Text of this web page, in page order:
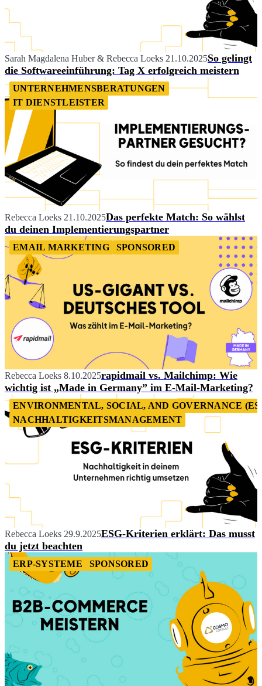
Sarah Magdalena Huber& Rebecca Loeks 21.10.2025So gelingt
die Softwareeinführung: Tag X erfolgreich meistern
UNTERNEHMENSBERATUNGEN
IT DIENSTLEISTER
Rebecca Loeks 21.10.2025Das perfekte Match: So wählst
du deinen Implementierungspartner
EMAIL MARKETING SPONSORED
Rebecca Loeks 8.10.2025rapidmail vs. Mailchimp: Wie
wichtig ist „Made in Germany” im E-Mail-Marketing?
ENVIRONMENTAL, SOCIAL, AND GOVERNANCE
NACHHALTIGKEITSMANAGEMENT
Rebecca Loeks 29.9.2025ESG-Kriterien erklärt: Das musst
du jetzt beachten
ERP-SYSTEME SPONSORED